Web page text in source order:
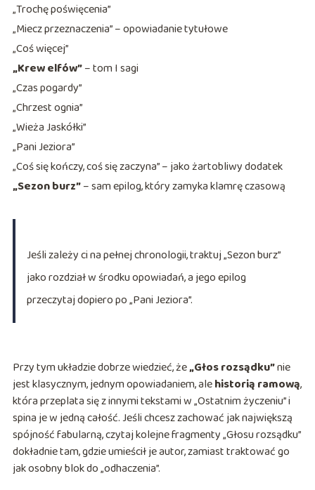
„Trochę poświęcenia”
„Miecz przeznaczenia” – opowiadanie tytułowe
„Coś więcej”
„Krew elfów”– tom I sagi
„Czas pogardy”
„Chrzest ognia”
„Wieża Jaskółki”
„Pani Jeziora”
„Coś się kończy, coś się zaczyna” – jako żartobliwy dodatek
„Sezon burz”– sam epilog, który zamyka klamrę czasową
Jeśli zależy ci na pełnej chronologii, traktuj „Sezon burz”
jako rozdział w środku opowiadań, a jego epilog
przeczytaj dopiero po „Pani Jeziora”.
Przy tym układzie dobrze wiedzieć, że„Głos rozsądku”nie
jest klasycznym, jednym opowiadaniem, alehistorią ramową,
która przeplata się z innymi tekstami w „Ostatnim życzeniu” i
spina je w jedną całość. Jeśli chcesz zachować jak największą
spójność fabularną, czytaj kolejne fragmenty „Głosu rozsądku”
dokładnie tam, gdzie umieścił je autor, zamiast traktować go
jak osobny blok do „odhaczenia”.